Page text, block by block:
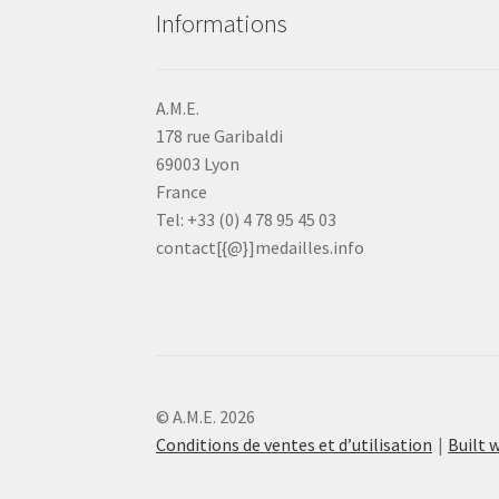
Informations
A.M.E.
178 rue Garibaldi
69003 Lyon
France
Tel: +33 (0) 4 78 95 45 03
contact[{@}]medailles.info
© A.M.E. 2026
Conditions de ventes et d’utilisation
Built